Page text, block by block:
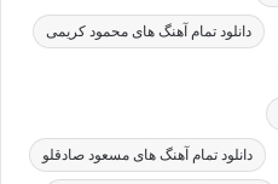
دانلود تمام آهنگ های محمود کریمی
دانلود تمام آهنگ های مسعود صادقلو